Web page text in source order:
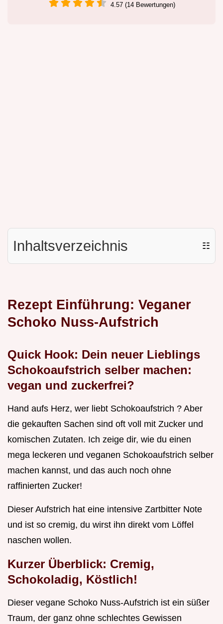
4.57 (14 Bewertungen)
Inhaltsverzeichnis ☷
Rezept Einführung: Veganer
Schoko Nuss-Aufstrich
Quick Hook: Dein neuer Lieblings
Schokoaufstrich selber machen:
vegan und zuckerfrei?
Hand aufs Herz, wer liebt Schokoaufstrich ? Aber
die gekauften Sachen sind oft voll mit Zucker und
komischen Zutaten. Ich zeige dir, wie du einen
mega leckeren und veganen Schokoaufstrich selber
machen kannst, und das auch noch ohne
raffinierten Zucker!
Dieser Aufstrich hat eine intensive Zartbitter Note
und ist so cremig, du wirst ihn direkt vom Löffel
naschen wollen.
Kurzer Überblick: Cremig,
Schokoladig, Köstlich!
Dieser vegane Schoko Nuss-Aufstrich ist ein süßer
Traum, der ganz ohne schlechtes Gewissen